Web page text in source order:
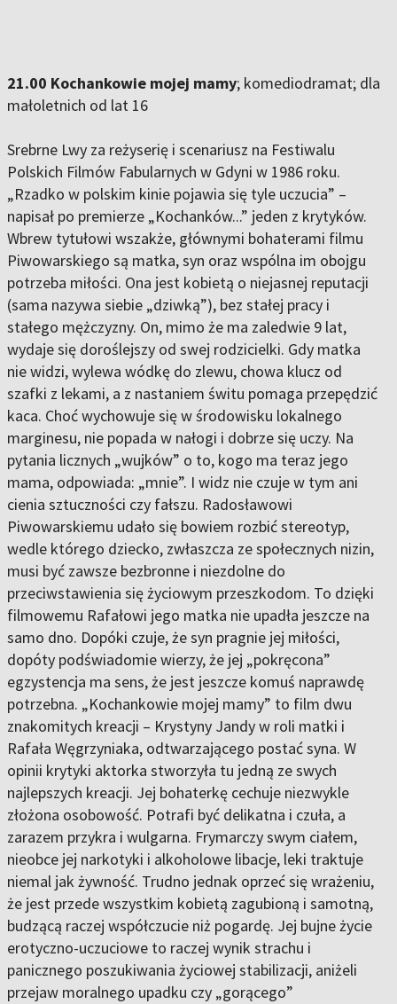
21.00 Kochankowie mojej mamy; komediodramat; dla
małoletnich od lat 16
Srebrne Lwy za reżyserię i scenariusz na Festiwalu
Polskich Filmów Fabularnych w Gdyni w 1986 roku.
„Rzadko w polskim kinie pojawia się tyle uczucia” –
napisał po premierze „Kochanków...” jeden z krytyków.
Wbrew tytułowi wszakże, głównymi bohaterami filmu
Piwowarskiego są matka, syn oraz wspólna im obojgu
potrzeba miłości. Ona jest kobietą o niejasnej reputacji
(sama nazywa siebie „dziwką”), bez stałej pracy i
stałego mężczyzny. On, mimo że ma zaledwie 9 lat,
wydaje się doroślejszy od swej rodzicielki. Gdy matka
nie widzi, wylewa wódkę do zlewu, chowa klucz od
szafki z lekami, a z nastaniem świtu pomaga przepędzić
kaca. Choć wychowuje się w środowisku lokalnego
marginesu, nie popada w nałogi i dobrze się uczy. Na
pytania licznych „wujków” o to, kogo ma teraz jego
mama, odpowiada: „mnie”. I widz nie czuje w tym ani
cienia sztuczności czy fałszu. Radosławowi
Piwowarskiemu udało się bowiem rozbić stereotyp,
wedle którego dziecko, zwłaszcza ze społecznych nizin,
musi być zawsze bezbronne i niezdolne do
przeciwstawienia się życiowym przeszkodom. To dzięki
filmowemu Rafałowi jego matka nie upadła jeszcze na
samo dno. Dopóki czuje, że syn pragnie jej miłości,
dopóty podświadomie wierzy, że jej „pokręcona”
egzystencja ma sens, że jest jeszcze komuś naprawdę
potrzebna. „Kochankowie mojej mamy” to film dwu
znakomitych kreacji – Krystyny Jandy w roli matki i
Rafała Węgrzyniaka, odtwarzającego postać syna. W
opinii krytyki aktorka stworzyła tu jedną ze swych
najlepszych kreacji. Jej bohaterkę cechuje niezwykle
złożona osobowość. Potrafi być delikatna i czuła, a
zarazem przykra i wulgarna. Frymarczy swym ciałem,
nieobce jej narkotyki i alkoholowe libacje, leki traktuje
niemal jak żywność. Trudno jednak oprzeć się wrażeniu,
że jest przede wszystkim kobietą zagubioną i samotną,
budzącą raczej współczucie niż pogardę. Jej bujne życie
erotyczno-uczuciowe to raczej wynik strachu i
panicznego poszukiwania życiowej stabilizacji, aniżeli
przejaw moralnego upadku czy „gorącego”